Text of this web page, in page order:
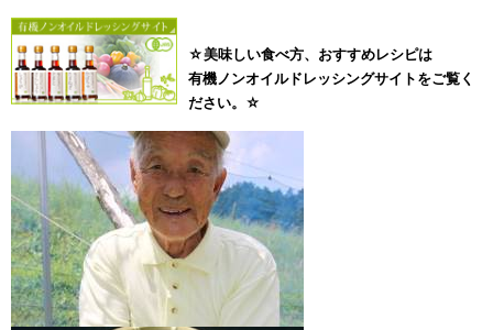
☆美味しい食べ方、おすすめレシピは
有機ノンオイルドレッシングサイトをご覧く
ださい。☆